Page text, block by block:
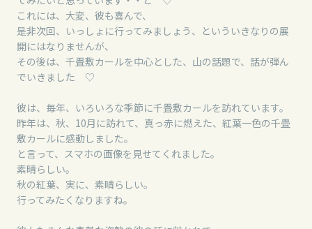
これには、大変、彼も喜んで、
是非次回、いっしょに行ってみましょう、といういきなりの展
開にはなりませんが、
その後は、千畳敷カールを中心とした、山の話題で、話が弾ん
でいきました ♡
彼は、毎年、いろいろな季節に千畳敷カールを訪れています。
昨年は、秋、10月に訪れて、真っ赤に燃えた、紅葉一色の千畳
敷カールに感動しました。
と言って、スマホの画像を見せてくれました。
素晴らしい。
秋の紅葉、実に、素晴らしい。
行ってみたくなりますね。